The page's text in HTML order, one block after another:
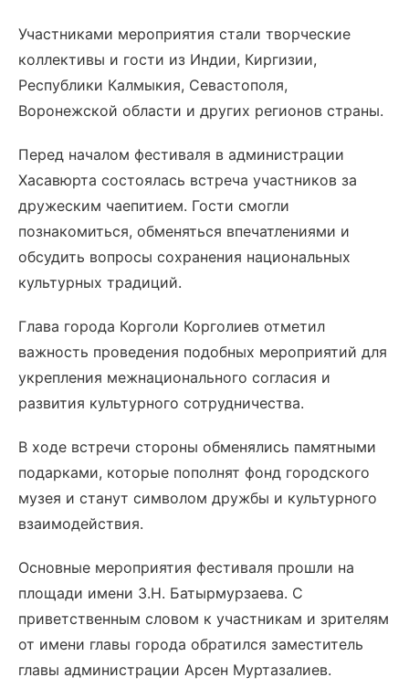
Участниками мероприятия стали творческие
коллективы и гости из Индии, Киргизии,
Республики Калмыкия, Севастополя,
Воронежской области и других регионов страны.
Перед началом фестиваля в администрации
Хасавюрта состоялась встреча участников за
дружеским чаепитием. Гости смогли
познакомиться, обменяться впечатлениями и
обсудить вопросы сохранения национальных
культурных традиций.
Глава города Корголи Корголиев отметил
важность проведения подобных мероприятий для
укрепления межнационального согласия и
развития культурного сотрудничества.
В ходе встречи стороны обменялись памятными
подарками, которые пополнят фонд городского
музея и станут символом дружбы и культурного
взаимодействия.
Основные мероприятия фестиваля прошли на
площади имени З.Н. Батырмурзаева. С
приветственным словом к участникам и зрителям
от имени главы города обратился заместитель
главы администрации Арсен Муртазалиев.